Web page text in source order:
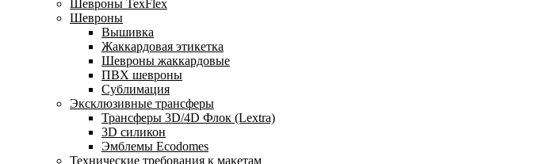
Шевроны TexFlex
Шевроны
Вышивка
Жаккардовая этикетка
Шевроны жаккардовые
ПВХ шевроны
Сублимация
Эксклюзивные трансферы
Трансферы 3D/4D Флок (Lextra)
3D силикон
Эмблемы Ecodomes
Технические требования к макетам